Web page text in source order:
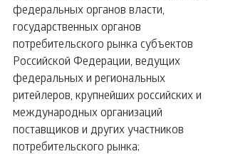
федеральных органов власти,
государственных органов
потребительского рынка субъектов
Российской Федерации, ведущих
федеральных и региональных
ритейлеров, крупнейших российских и
международных организаций
поставщиков и других участников
потребительского рынка;